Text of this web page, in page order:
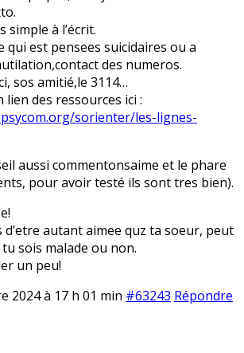
simple à l’écrit.
qui est pensees suicidaires ou a
des numeros.
sos amitié,le 3114…
lien des ressources ici :
sorienter/les-lignes-
aussi commentonsaime et le phare
pour avoir testé ils sont tres bien).
d’etre autant aimee quz ta soeur, peut
sois malade ou non.
un peu!
2024 à 17 h 01 min #63243 Répondre